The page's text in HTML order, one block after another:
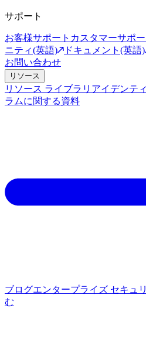
サポート
お客様サポート カスタマーサポ
ニティ(英語)
ドキュメント(英語)
お問い合わせ
リソース
リソース ライブラリ アイデンテ
ラムに関する資料
ブログエンタープライズ セキュ
む